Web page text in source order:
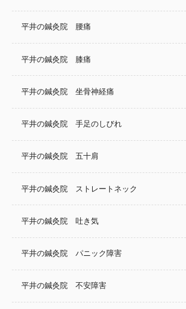
平井の鍼灸院 腰痛
平井の鍼灸院 膝痛
平井の鍼灸院 坐骨神経痛
平井の鍼灸院 手足のしびれ
平井の鍼灸院 五十肩
平井の鍼灸院 ストレートネック
平井の鍼灸院 吐き気
平井の鍼灸院 パニック障害
平井の鍼灸院 不安障害